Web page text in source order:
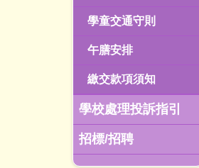
學童交通守則
午膳安排
繳交款項須知
學校處理投訴指引
招標/招聘